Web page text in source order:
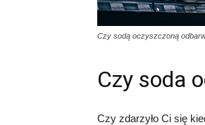
Czy sodą oczyszczoną
Czy soda
Czy zdarzyło Ci się